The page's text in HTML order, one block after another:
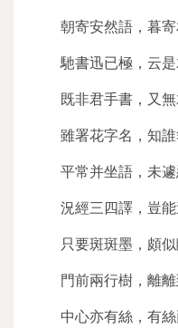
朝寄安然語，暮寄
馳書迅已極，云是
既非君手書，又無
雖署花字名，知誰
平常并坐語，未遽
況經三四譯，豈
只要斑斑墨，頗似
門前兩行樹，離離
中心亦有絲，有絲